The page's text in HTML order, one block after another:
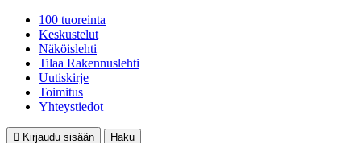
100 tuoreinta
Keskustelut
Näköislehti
Tilaa Rakennuslehti
Uutiskirje
Toimitus
Yhteystiedot
Kirjaudu sisään
Haku